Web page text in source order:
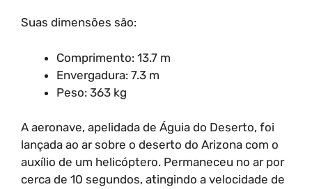
Suas dimensões são:
Comprimento: 13.7 m
Envergadura: 7.3 m
Peso: 363 kg
A aeronave, apelidada de Águia do Deserto, foi
lançada ao ar sobre o deserto do Arizona com o
auxílio de um helicóptero. Permaneceu no ar por
cerca de 10 segundos, atingindo a velocidade de